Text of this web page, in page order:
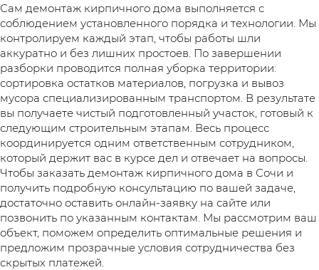
Сам демонтаж кирпичного дома выполняется с
соблюдением установленного порядка и технологии. Мы
контролируем каждый этап, чтобы работы шли
аккуратно и без лишних простоев. По завершении
разборки проводится полная уборка территории:
сортировка остатков материалов, погрузка и вывоз
мусора специализированным транспортом. В результате
вы получаете чистый подготовленный участок, готовый к
следующим строительным этапам. Весь процесс
координируется одним ответственным сотрудником,
который держит вас в курсе дел и отвечает на вопросы.
Чтобы заказать демонтаж кирпичного дома в Сочи и
получить подробную консультацию по вашей задаче,
достаточно оставить онлайн-заявку на сайте или
позвонить по указанным контактам. Мы рассмотрим ваш
объект, поможем определить оптимальные решения и
предложим прозрачные условия сотрудничества без
скрытых платежей.